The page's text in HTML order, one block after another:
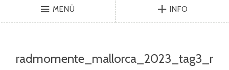
MENÜ INFO
radmomente_mallorca_2023_tag3_r